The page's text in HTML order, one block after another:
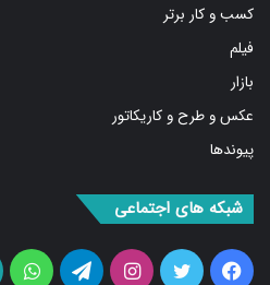
فیلم
بازار
عکس و طرح و کاریکاتور
شبکه های اجتماعی
فیس توییتراینستاگرام
تلگرام